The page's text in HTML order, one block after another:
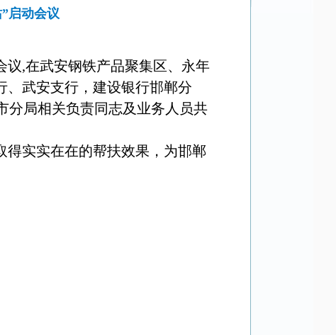
启动会议
议,在武安钢铁产品聚集区、永年
、武安支行，建设银行邯郸分
分局相关负责同志及业务人员共
得实实在在的帮扶效果，为邯郸